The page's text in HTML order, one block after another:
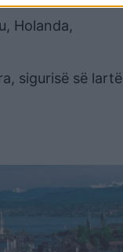
Holanda,
sigurisë së lartë